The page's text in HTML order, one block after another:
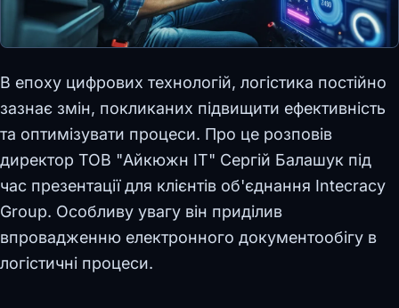
В епоху цифрових технологій, логістика постійно
зазнає змін, покликаних підвищити ефективність
та оптимізувати процеси. Про це розповів
директор ТОВ "Айкюжн ІТ" Сергій Балашук під
час презентації для клієнтів об'єднання Intecracy
Group. Особливу увагу він приділив
впровадженню електронного документообігу в
логістичні процеси.